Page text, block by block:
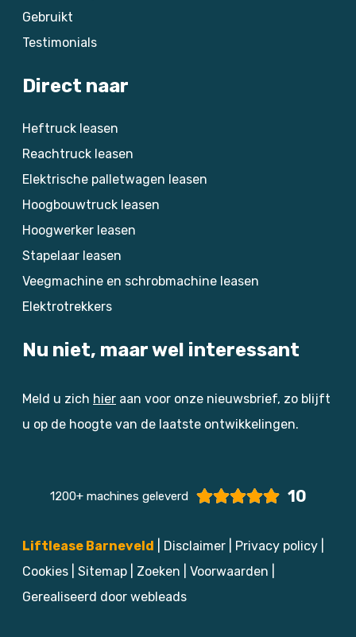
Gebruikt
Testimonials
Direct naar
Heftruck leasen
Reachtruck leasen
Elektrische palletwagen leasen
Hoogbouwtruck leasen
Hoogwerker leasen
Stapelaar leasen
Veegmachine en schrobmachine leasen
Elektrotrekkers
Nu niet, maar wel interessant
Meld u zich hier aan voor onze nieuwsbrief, zo blijft
u op de hoogte van de laatste ontwikkelingen.
1200+ machines geleverd 10
Liftlease Barneveld Disclaimer Privacy policy
Cookies
Sitemap Zoeken Voorwaarden
Gerealiseerd door webleads